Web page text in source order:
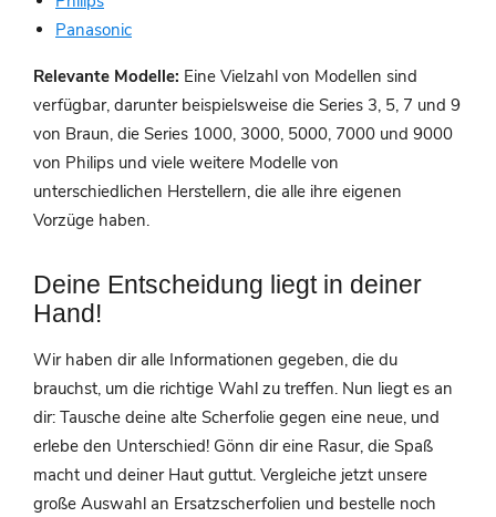
Panasonic
Relevante Modelle: Eine Vielzahl von Modellen sind
verfügbar, darunter beispielsweise die Series 3, 5, 7 und 9
von Braun, die Series 1000, 3000, 5000, 7000 und 9000
von Philips und viele weitere Modelle von
unterschiedlichen Herstellern, die alle ihre eigenen
Vorzüge haben.
Deine Entscheidung liegt in deiner
Hand!
Wir haben dir alle Informationen gegeben, die du
brauchst, um die richtige Wahl zu treffen. Nun liegt es an
dir: Tausche deine alte Scherfolie gegen eine neue, und
erlebe den Unterschied! Gönn dir eine Rasur, die Spaß
macht und deiner Haut guttut. Vergleiche jetzt unsere
große Auswahl an Ersatzscherfolien und bestelle noch